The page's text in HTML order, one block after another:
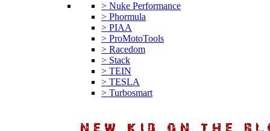
> Nuke Performance
> Phormula
> PIAA
> ProMotoTools
> Racedom
> Stack
> TEIN
> TESLA
> Turbosmart